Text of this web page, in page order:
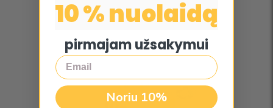
10 % nuolaidą
pirmajam užsakymui
Email
Noriu 10%